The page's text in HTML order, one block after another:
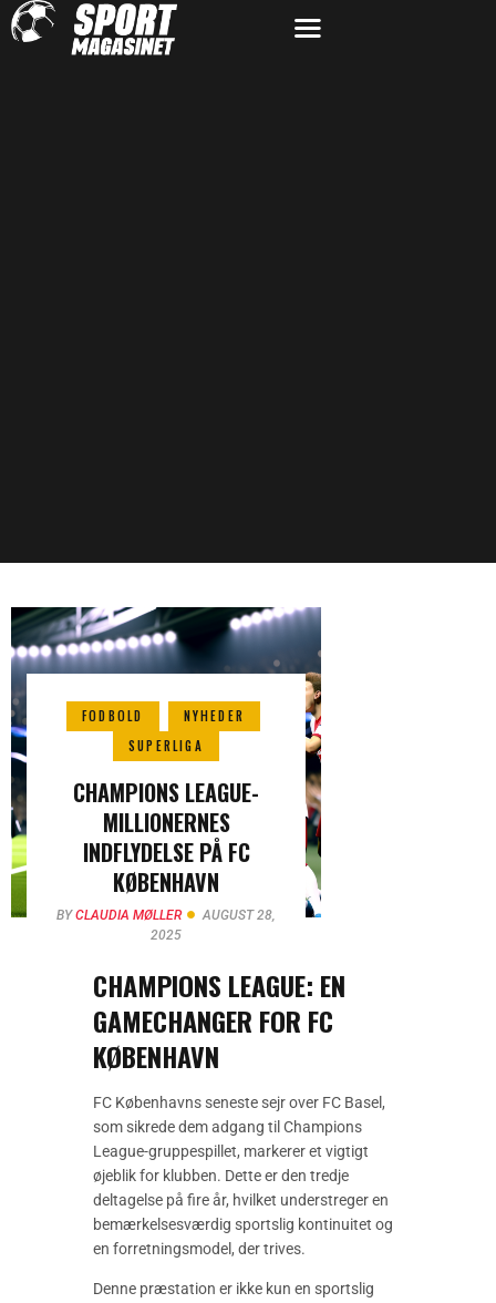
FODBOLD
NYHEDER
SUPERLIGA
CHAMPIONS LEAGUE-
MILLIONERNES
INDFLYDELSE PÅ FC
KØBENHAVN
BYCLAUDIA MØLLER
AUGUST 28,
2025
CHAMPIONS LEAGUE: EN
GAMECHANGER FOR FC
KØBENHAVN
FC Københavns seneste sejr over FC Basel,
som sikrede dem adgang til Champions
League-gruppespillet, markerer et vigtigt
øjeblik for klubben. Dette er den tredje
deltagelse på fire år, hvilket understreger en
bemærkelsesværdig sportslig kontinuitet og
en forretningsmodel, der trives.
Denne præstation er ikke kun en sportslig